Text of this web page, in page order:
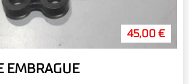
45,00 €
EMBRAGUE